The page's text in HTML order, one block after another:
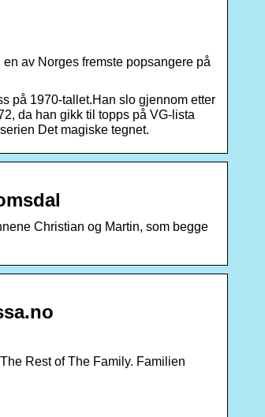
av Norges fremste popsangere på
på 1970-tallet.Han slo gjennom etter
da han gikk til topps på VG-lista
Det magiske tegnet.
Christian og Martin, som begge
Rest of The Family. Familien